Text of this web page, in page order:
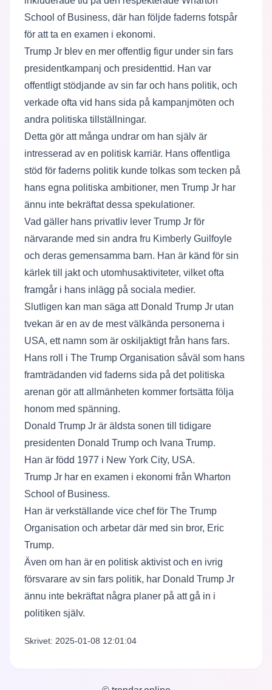
School of Business, där han följde faderns fotspår
för att ta en examen i ekonomi.
Trump Jr blev en mer offentlig figur under sin fars
presidentkampanj och presidenttid. Han var
offentligt stödjande av sin far och hans politik, och
verkade ofta vid hans sida på kampanjmöten och
andra politiska tillställningar.
Detta gör att många undrar om han själv är
intresserad av en politisk karriär. Hans offentliga
stöd för faderns politik kunde tolkas som tecken på
hans egna politiska ambitioner, men Trump Jr har
ännu inte bekräftat dessa spekulationer.
Vad gäller hans privatliv lever Trump Jr för
närvarande med sin andra fru Kimberly Guilfoyle
och deras gemensamma barn. Han är känd för sin
kärlek till jakt och utomhusaktiviteter, vilket ofta
framgår i hans inlägg på sociala medier.
Slutligen kan man säga att Donald Trump Jr utan
tvekan är en av de mest välkända personerna i
USA, ett namn som är oskiljaktigt från hans fars.
Hans roll i The Trump Organisation såväl som hans
framträdanden vid faderns sida på det politiska
arenan gör att allmänheten kommer fortsätta följa
honom med spänning.
Donald Trump Jr är äldsta sonen till tidigare
presidenten Donald Trump och Ivana Trump.
Han är född 1977 i New York City, USA.
Trump Jr har en examen i ekonomi från Wharton
School of Business.
Han är verkställande vice chef för The Trump
Organisation och arbetar där med sin bror, Eric
Trump.
Även om han är en politisk aktivist och en ivrig
försvarare av sin fars politik, har Donald Trump Jr
ännu inte bekräftat några planer på att gå in i
politiken själv.
Skrivet: 2025-01-08 12:01:04